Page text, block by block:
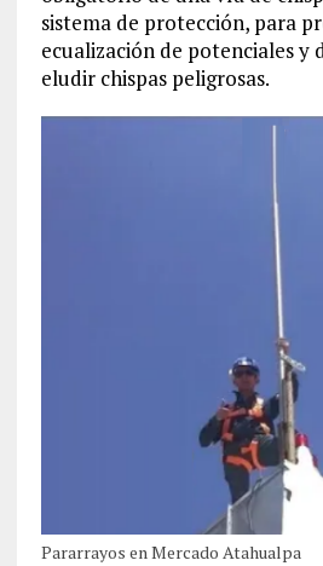
sistema de protección, para
ecualización de potenciales y
eludir chispas peligrosas.
Pararrayos en Mercado Atahualpa